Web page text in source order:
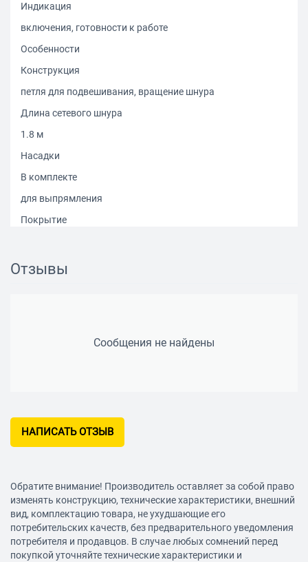
Индикация
включения, готовности к работе
Особенности
Конструкция
петля для подвешивания, вращение шнура
Длина сетевого шнура
1.8 м
Насадки
В комплекте
для выпрямления
Покрытие
Отзывы
Сообщения не найдены
НАПИСАТЬ ОТЗЫВ
Обратите внимание! Производитель оставляет за собой право
изменять конструкцию, технические характеристики, внешний
вид, комплектацию товара, не ухудшающие его
потребительских качеств, без предварительного уведомления
потребителя и продавцов. В случае любых сомнений перед
покупкой уточняйте технические характеристики и